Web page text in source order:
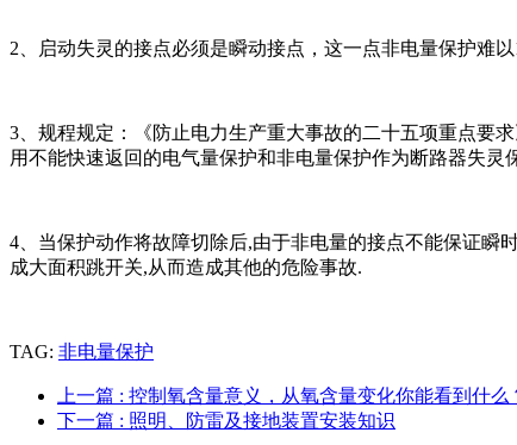
2、启动失灵的接点必须是瞬动接点，这一点非电量保护难以
3、规程规定：《防止电力生产重大事故的二十五项重点
用不能快速返回的电气量保护和非电量保护作为断路器失灵
4、当保护动作将故障切除后,由于非电量的接点不能保证瞬
成大面积跳开关,从而造成其他的危险事故.
TAG: 非电量保护
上一篇 : 控制氧含量意义，从氧含量变化你能看到什么
下一篇 : 照明、防雷及接地装置安装知识